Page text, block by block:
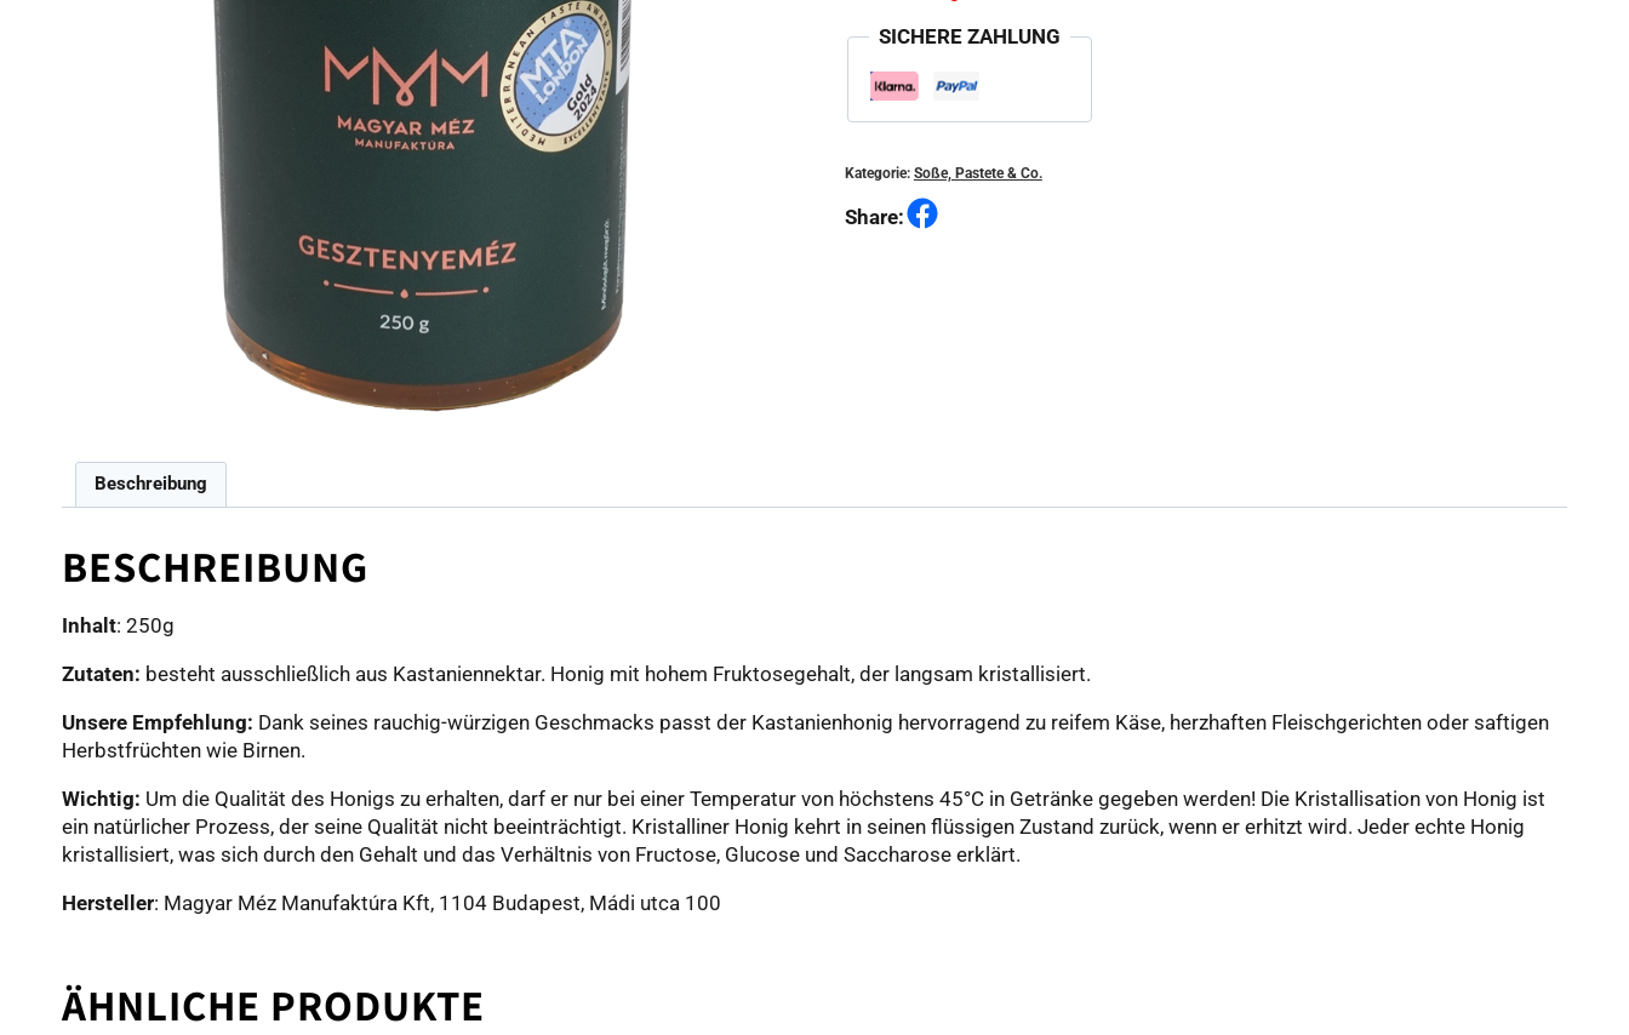
SICHERE ZAHLUNG
Kategorie: Soße, Pastete & Co.
Share:
Beschreibung
BESCHREIBUNG
Inhalt: 250g
Zutaten: besteht ausschließlich aus Kastaniennektar. Honig mit hohem Fruktosegehalt, der langsam kristallisiert.
Unsere Empfehlung: Dank seines rauchig-würzigen Geschmacks passt der Kastanienhonig hervorragend zu reifem Käse, herzhaften Fleischgerichten oder saftigen
Herbstfrüchten wie Birnen.
Wichtig: Um die Qualität des Honigs zu erhalten, darf er nur bei einer Temperatur von höchstens 45°C in Getränke gegeben werden! Die Kristallisation von Honig ist
ein natürlicher Prozess, der seine Qualität nicht beeinträchtigt. Kristalliner Honig kehrt in seinen flüssigen Zustand zurück, wenn er erhitzt wird. Jeder echte Honig
kristallisiert, was sich durch den Gehalt und das Verhältnis von Fructose, Glucose und Saccharose erklärt.
Hersteller: Magyar Méz Manufaktúra Kft, 1104 Budapest, Mádi utca 100
ÄHNLICHE PRODUKTE